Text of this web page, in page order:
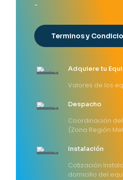
-
Terminos y
Adquiere tu
Valores de los
Despacho
Coordinación
(Zona Región
Instalación
Cotización
domicilio del